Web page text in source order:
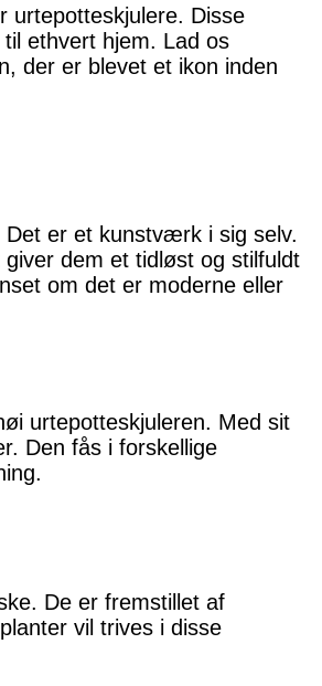
urtepotteskjulere. Disse
ethvert hjem. Lad os
der er blevet et ikon inden
Det er et kunstværk i sig selv.
dem et tidløst og stilfuldt
om det er moderne eller
urtepotteskjuleren. Med sit
Den fås i forskellige
De er fremstillet af
vil trives i disse